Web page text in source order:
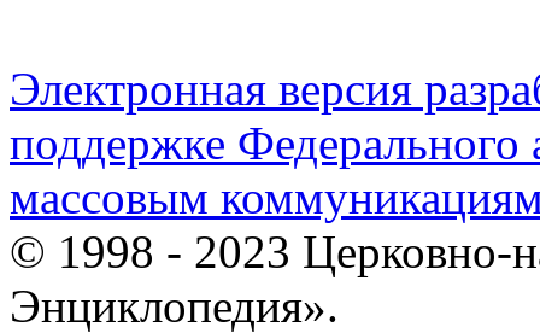
Электронная версия
поддержке Федерального
массовым
© 1998 - 2023 Церковно-
Энциклопедия».